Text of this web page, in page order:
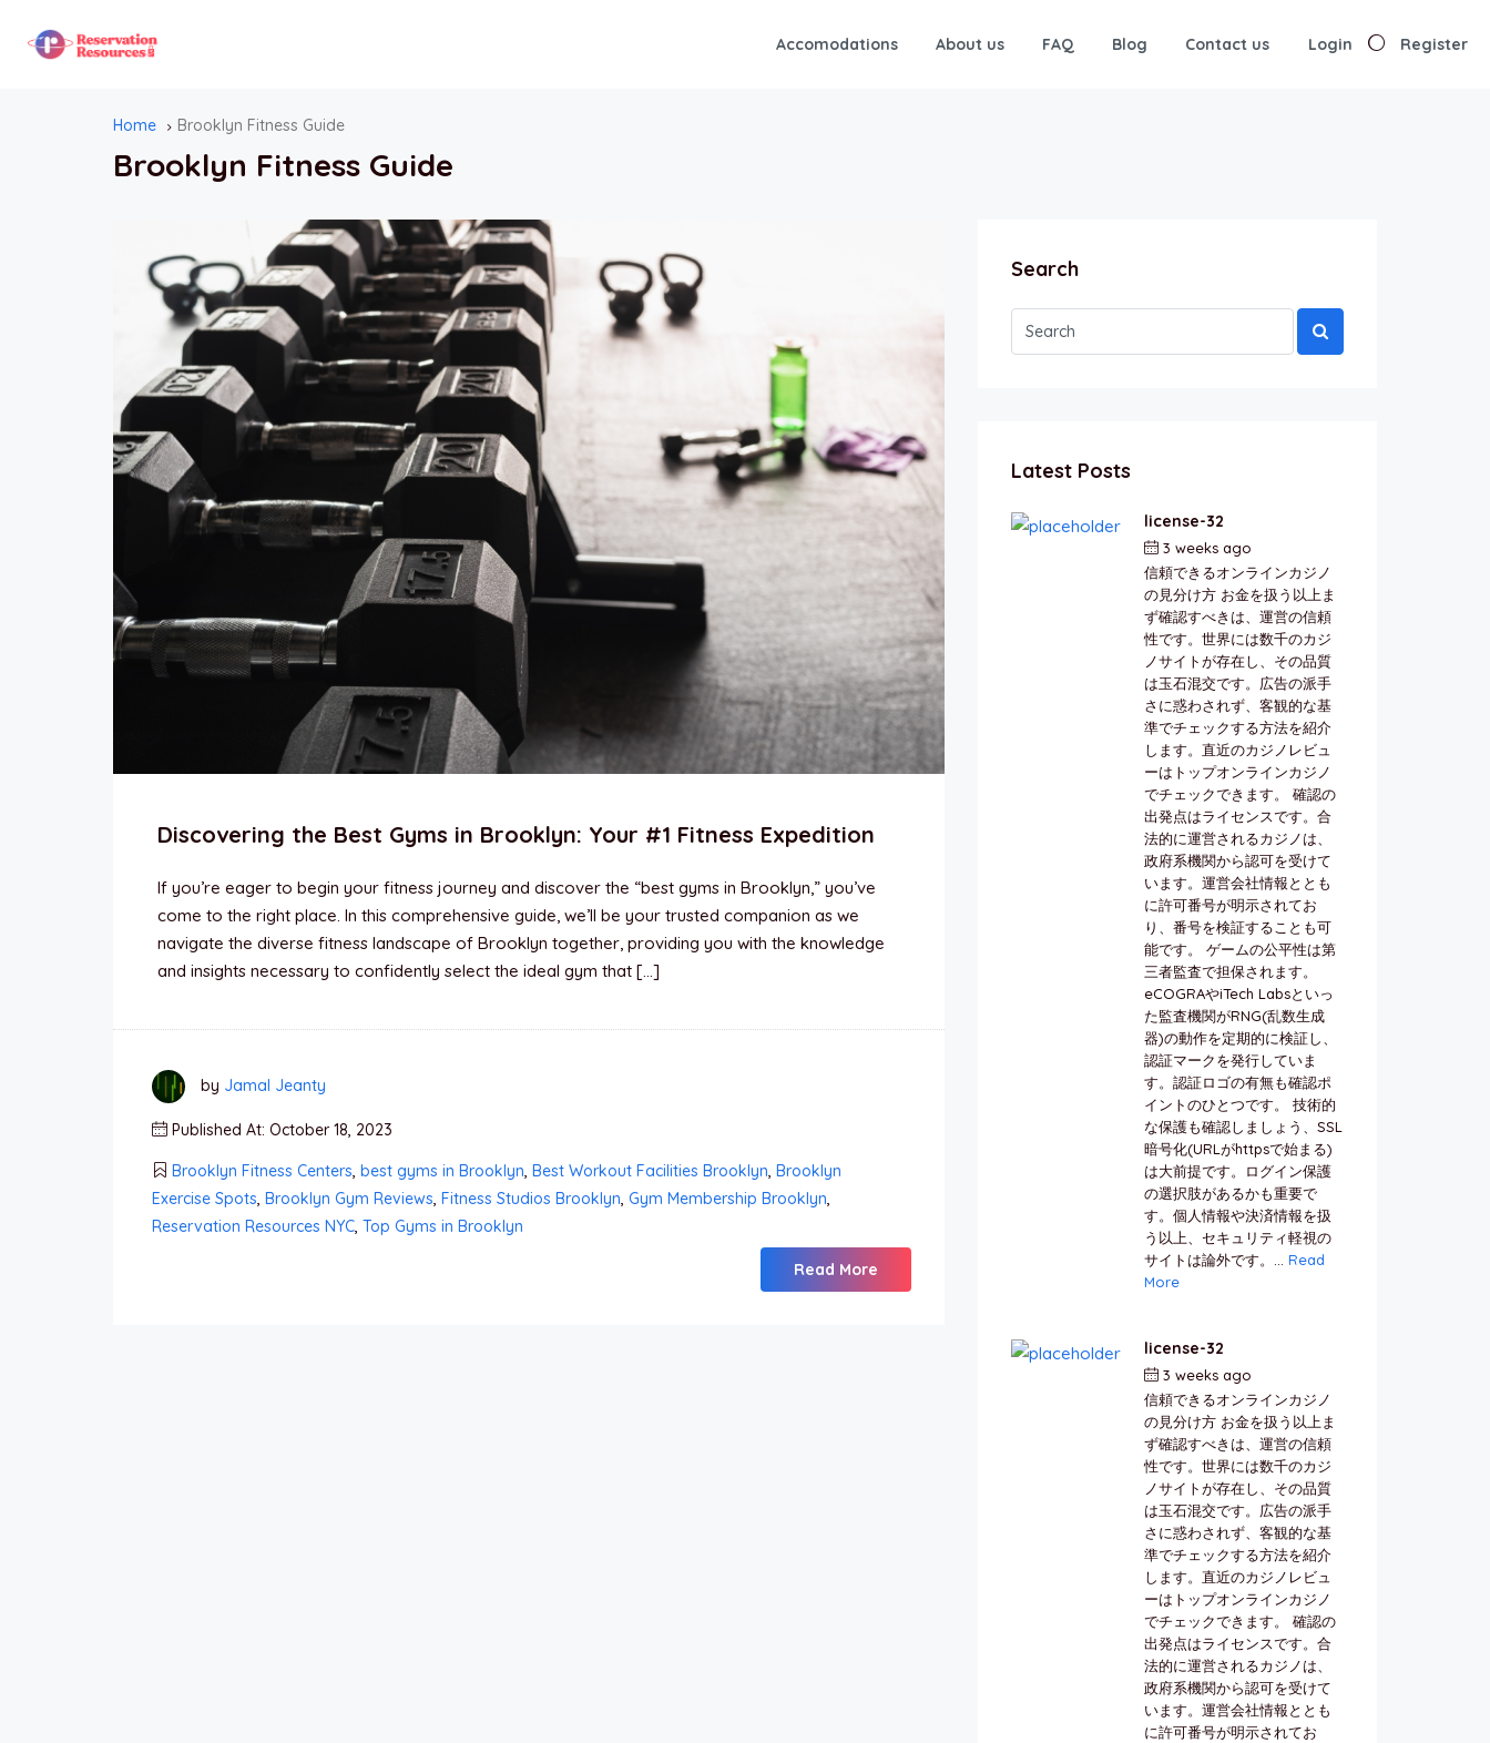
Accomodations About us FAQ Blog Contact us Login Register
Home Brooklyn Fitness Guide
Brooklyn Fitness Guide
Discovering the Best Gyms in Brooklyn: Your #1 Fitness Expedition
If you’re eager to begin your fitness journey and discover the “best gyms in Brooklyn,” you’ve
come to the right place. In this comprehensive guide, we’ll be your trusted companion as we
navigate the diverse fitness landscape of Brooklyn together, providing you with the knowledge
and insights necessary to confidently select the ideal gym that […]
by Jamal Jeanty
Published At: October 18, 2023
Brooklyn Fitness Centers, best gyms in Brooklyn, Best Workout Facilities Brooklyn, Brooklyn
Exercise Spots, Brooklyn Gym Reviews, Fitness Studios Brooklyn, Gym Membership Brooklyn,
Reservation Resources NYC, Top Gyms in Brooklyn
Read More
Search
Latest Posts
license-32
3 weeks ago
信頼できるオンラインカジノ
の見分け方 お金を扱う以上ま
ず確認すべきは、運営の信頼
性です。世界には数千のカジ
ノサイトが存在し、その品質
は玉石混交です。広告の派手
さに惑わされず、客観的な基
準でチェックする方法を紹介
します。直近のカジノレビュ
ーはトップオンラインカジノ
でチェックできます。 確認の
出発点はライセンスです。合
法的に運営されるカジノは、
政府系機関から認可を受けて
います。運営会社情報ととも
に許可番号が明示されてお
り、番号を検証することも可
能です。 ゲームの公平性は第
三者監査で担保されます。
eCOGRAやiTech Labsといっ
た監査機関がRNG(乱数生成
器)の動作を定期的に検証し、
認証マークを発行していま
す。認証ロゴの有無も確認ポ
イントのひとつです。 技術的
な保護も確認しましょう、SSL
暗号化(URLがhttpsで始まる)
は大前提です。ログイン保護
の選択肢があるかも重要で
す。個人情報や決済情報を扱
う以上、セキュリティ軽視の
サイトは論外です。... Read
More
license-32
3 weeks ago
信頼できるオンラインカジノ
の見分け方 お金を扱う以上ま
ず確認すべきは、運営の信頼
性です。世界には数千のカジ
ノサイトが存在し、その品質
は玉石混交です。広告の派手
さに惑わされず、客観的な基
準でチェックする方法を紹介
します。直近のカジノレビュ
ーはトップオンラインカジノ
でチェックできます。 確認の
出発点はライセンスです。合
法的に運営されるカジノは、
政府系機関から認可を受けて
います。運営会社情報ととも
に許可番号が明示されてお